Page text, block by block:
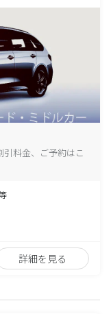
料金、ご予約はこ
詳細を見る